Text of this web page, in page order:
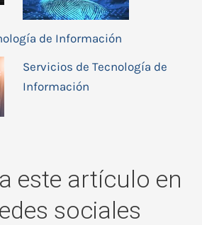
de Información
Servicios de Tecnología de
Información
este artículo en
sociales